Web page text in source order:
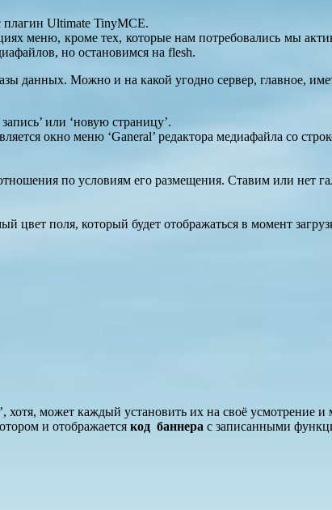
плагин Ultimate TinyMCE.
меню, кроме тех, которые нам потребовались мы
но остановимся на flesh.
данных. Можно и на какой угодно сервер, главное,
или ‘новую страницу’.
окно меню ‘Ganeral’ редактора медиафайла со
по условиям его размещения. Ставим или нет
поля, который будет отображаться в момент
хотя, может каждый установить их на своё усмотрение
и отображается код баннера с записанными